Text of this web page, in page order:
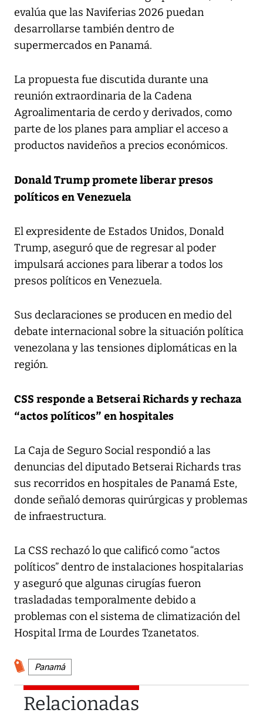
evalúa que las Naviferias 2026 puedan
desarrollarse también dentro de
supermercados en Panamá.
La propuesta fue discutida durante una
reunión extraordinaria de la Cadena
Agroalimentaria de cerdo y derivados, como
parte de los planes para ampliar el acceso a
productos navideños a precios económicos.
Donald Trump promete liberar presos
políticos en Venezuela
El expresidente de Estados Unidos, Donald
Trump, aseguró que de regresar al poder
impulsará acciones para liberar a todos los
presos políticos en Venezuela.
Sus declaraciones se producen en medio del
debate internacional sobre la situación política
venezolana y las tensiones diplomáticas en la
región.
CSS responde a Betserai Richards y rechaza
“actos políticos” en hospitales
La Caja de Seguro Social respondió a las
denuncias del diputado Betserai Richards tras
sus recorridos en hospitales de Panamá Este,
donde señaló demoras quirúrgicas y problemas
de infraestructura.
La CSS rechazó lo que calificó como “actos
políticos” dentro de instalaciones hospitalarias
y aseguró que algunas cirugías fueron
trasladadas temporalmente debido a
problemas con el sistema de climatización del
Hospital Irma de Lourdes Tzanetatos.
Panamá
Relacionadas